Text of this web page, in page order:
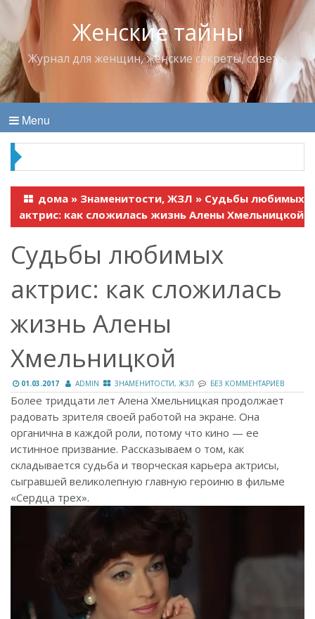
Женские тайны
Журнал для женщин, женские секреты, советы
Menu
дома » Знаменитости, ЖЗЛ » Судьбы любимых
актрис: как сложилась жизнь Алены Хмельницкой
Судьбы любимых
актрис: как сложилась
жизнь Алены
Хмельницкой
01.03.2017 ADMIN ЗНАМЕНИТОСТИ, ЖЗЛ БЕЗ КОММЕНТАРИЕВ
Более тридцати лет Алена Хмельницкая продолжает
радовать зрителя своей работой на экране. Она
органична в каждой роли, потому что кино — ее
истинное призвание. Рассказываем о том, как
складывается судьба и творческая карьера актрисы,
сыгравшей великолепную главную героиню в фильме
«Сердца трех».